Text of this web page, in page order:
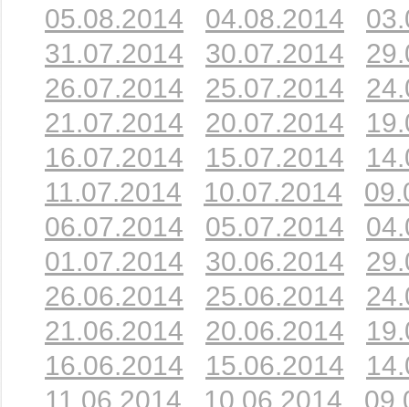
05.08.2014
04.08.2014
31.07.2014
30.07.2014
26.07.2014
25.07.2014
21.07.2014
20.07.2014
16.07.2014
15.07.2014
11.07.2014
10.07.2014
06.07.2014
05.07.2014
01.07.2014
30.06.2014
26.06.2014
25.06.2014
21.06.2014
20.06.2014
16.06.2014
15.06.2014
11.06.2014
10.06.2014